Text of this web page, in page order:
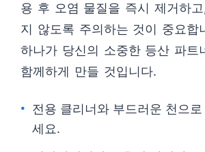
용 후 오염 물질을 즉시 제거하
지 않도록 주의하는 것이 중요합
하나가 당신의 소중한 등산 파트
함께하게 만들 것입니다.
전용 클리너와 부드러운 천으
세요.